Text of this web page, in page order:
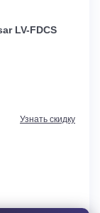
LV-FDCS
Узнать скидку